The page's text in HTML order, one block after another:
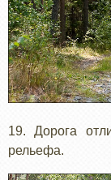
19. Дорога
рельефа.